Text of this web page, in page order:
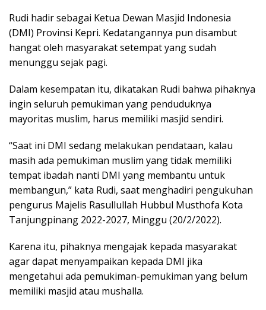
Rudi hadir sebagai Ketua Dewan Masjid Indonesia
(DMI) Provinsi Kepri. Kedatangannya pun disambut
hangat oleh masyarakat setempat yang sudah
menunggu sejak pagi.
Dalam kesempatan itu, dikatakan Rudi bahwa pihaknya
ingin seluruh pemukiman yang penduduknya
mayoritas muslim, harus memiliki masjid sendiri.
“Saat ini DMI sedang melakukan pendataan, kalau
masih ada pemukiman muslim yang tidak memiliki
tempat ibadah nanti DMI yang membantu untuk
membangun,” kata Rudi, saat menghadiri pengukuhan
pengurus Majelis Rasullullah Hubbul Musthofa Kota
Tanjungpinang 2022-2027, Minggu (20/2/2022).
Karena itu, pihaknya mengajak kepada masyarakat
agar dapat menyampaikan kepada DMI jika
mengetahui ada pemukiman-pemukiman yang belum
memiliki masjid atau mushalla.